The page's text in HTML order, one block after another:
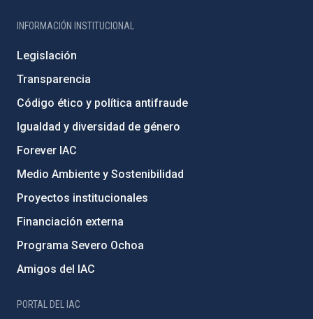
INFORMACIÓN INSTITUCIONAL
Legislación
Transparencia
Código ético y política antifraude
Igualdad y diversidad de género
Forever IAC
Medio Ambiente y Sostenibilidad
Proyectos institucionales
Financiación externa
Programa Severo Ochoa
Amigos del IAC
PORTAL DEL IAC